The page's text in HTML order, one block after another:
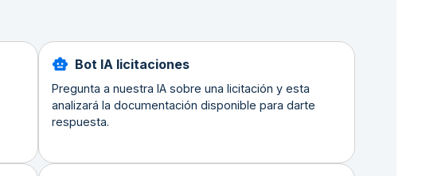
Bot IA licitaciones
Pregunta a nuestra IA sobre una licitación y esta
analizará la documentación disponible para darte
respuesta.